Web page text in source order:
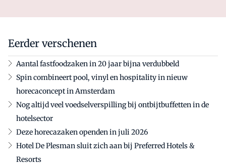
Eerder verschenen
Aantal fastfoodzaken in 20 jaar bijna verdubbeld
Spin combineert pool, vinyl en hospitality in nieuw
horecaconcept in Amsterdam
Nog altijd veel voedselverspilling bij ontbijtbuffetten in de
hotelsector
Deze horecazaken openden in juli 2026
Hotel De Plesman sluit zich aan bij Preferred Hotels &
Resorts